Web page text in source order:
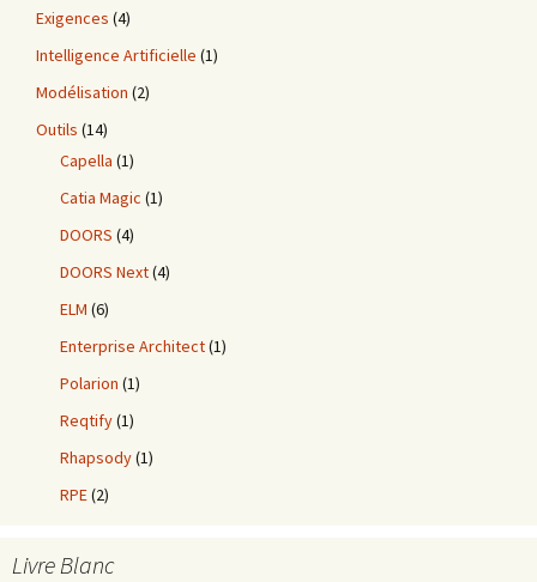
Exigences (4)
Intelligence Artificielle (1)
Modélisation (2)
Outils (14)
Capella (1)
Catia Magic (1)
DOORS (4)
DOORS Next(4)
ELM (6)
Enterprise Architect(1)
Polarion (1)
Reqtify(1)
Rhapsody(1)
RPE(2)
Livre Blanc